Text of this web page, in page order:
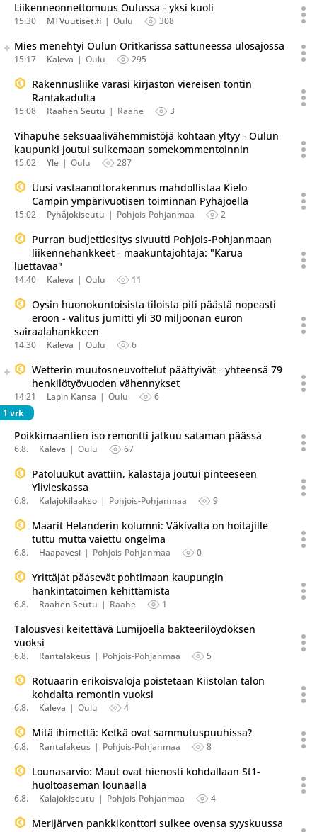
Liikenneonnettomuus Oulussa - yksi kuoli
15:30 MTVuutiset.fi Oulu 308
Seuraava uutinen on julkaistu useassa eri lähteessä.
Listaa uutisen kaikki versiot
Mies menehtyi Oulun Oritkarissa sattuneessa ulosajossa
15:17 Kaleva Oulu 295
Rakennusliike varasi kirjaston viereisen tontin
Rantakadulta
15:08 Raahen Seutu Raahe 3
Vihapuhe seksuaalivähemmistöjä kohtaan yltyy - Oulun
kaupunki joutui sulkemaan somekommentoinnin
15:02 Yle Oulu 287
Uusi vastaanottorakennus mahdollistaa Kielo
Campin ympärivuotisen toiminnan Pyhäjoella
15:02 Pyhäjokiseutu Pohjois-Pohjanmaa 2
Purran budjettiesitys sivuutti Pohjois-Pohjanmaan
liikennehankkeet - maakuntajohtaja: "Karua
luettavaa"
14:40 Kaleva Oulu 11
Oysin huonokuntoisista tiloista piti päästä nopeasti
eroon - valitus jumitti yli 30 miljoonan euron
sairaalahankkeen
14:30 Kaleva Oulu 6
Seuraava uutinen on julkaistu useassa eri lähteessä.
Listaa uutisen kaikki versiot
Wetterin muutosneuvottelut päättyivät - yhteensä 79
henkilötyövuoden vähennykset
14:21 Lapin Kansa Oulu
6
1 vrk
Poikkimaantien iso remontti jatkuu sataman päässä
6.8. Kaleva Oulu 67
Patoluukut avattiin, kalastaja joutui pinteeseen
Ylivieskassa
6.8. Kalajokilaakso Pohjois-Pohjanmaa 9
Maarit Helanderin kolumni: Väkivalta on hoitajille
tuttu mutta vaiettu ongelma
6.8. Haapavesi Pohjois-Pohjanmaa 0
Yrittäjät pääsevät pohtimaan kaupungin
hankintatoimen kehittämistä
6.8. Raahen Seutu Raahe 1
Talousvesi keitettävä Lumijoella bakteerilöydöksen
vuoksi
6.8. Rantalakeus Pohjois-Pohjanmaa 5
Rotuaarin erikoisvaloja poistetaan Kiistolan talon
kohdalta remontin vuoksi
6.8. Kaleva Oulu 4
Mitä ihimettä: Ketkä ovat sammutuspuuhissa?
6.8. Rantalakeus Pohjois-Pohjanmaa 8
Lounasarvio: Maut ovat hienosti kohdallaan St1-
huoltoaseman lounaalla
6.8. Kalajokiseutu Pohjois-Pohjanmaa 4
Merijärven pankkikonttori sulkee ovensa syyskuussa